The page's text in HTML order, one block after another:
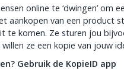
online te ‘dwingen’
aankopen van een product
te komen. Ze sturen jou
ze een kopie van jouw
Gebruik de KopieID app